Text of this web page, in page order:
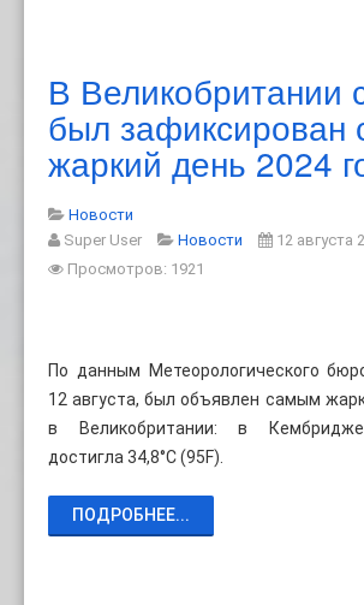
В Великобритании
был зафиксирован
жаркий день 2024
Новости
Super User
Новости
12 августа
Просмотров: 1921
По данным Метеорологического
12 августа, был объявлен самым
в Великобритании: в Кембридже
достигла 34,8°C (95F).
ПОДРОБНЕЕ...